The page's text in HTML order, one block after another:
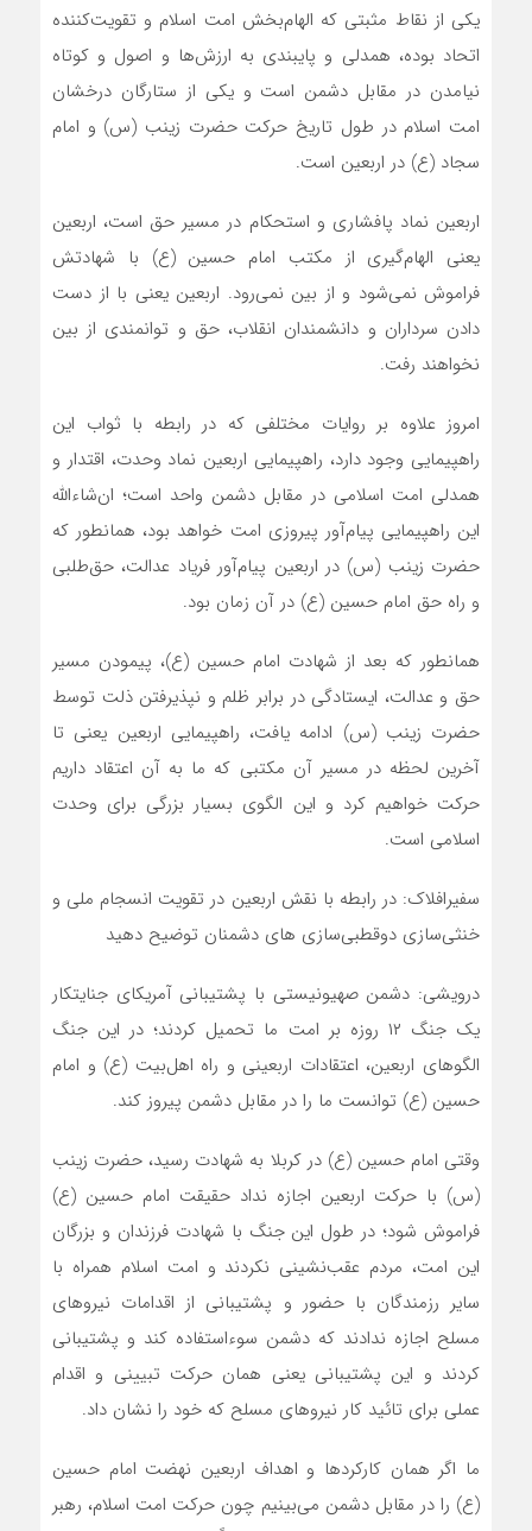
یکی از نقاط مثبتی که الهام‌بخش امت اسلام و تقویت‌کننده
اتحاد بوده، همدلی و پایبندی به ارزش‌ها و اصول و کوتاه
نیامدن در مقابل دشمن است و یکی از ستارگان درخشان
امت اسلام در طول تاریخ حرکت حضرت زینب (س) و امام
سجاد (ع) در اربعین است.
اربعین نماد پافشاری و استحکام در مسیر حق است، اربعین
یعنی الهام‌گیری از مکتب امام حسین (ع) با شهادتش
فراموش نمی‌شود و از بین نمی‌رود. اربعین یعنی با از دست
دادن سرداران و دانشمندان انقلاب، حق و توانمندی از بین
نخواهند رفت.
امروز علاوه بر روایات مختلفی که در رابطه با ثواب این
راهپیمایی وجود دارد، راهپیمایی اربعین نماد وحدت، اقتدار و
همدلی امت اسلامی در مقابل دشمن واحد است؛ ان‌شاءالله
این راهپیمایی پیام‌آور پیروزی امت خواهد بود، همانطور که
حضرت زینب (س) در اربعین پیام‌آور فریاد عدالت، حق‌طلبی
و راه حق امام حسین (ع) در آن زمان بود.
همانطور که بعد از شهادت امام حسین (ع)، پیمودن مسیر
حق و عدالت، ایستادگی در برابر ظلم و نپذیرفتن ذلت توسط
حضرت زینب (س) ادامه یافت، راهپیمایی اربعین یعنی تا
آخرین لحظه در مسیر آن مکتبی که ما به آن اعتقاد داریم
حرکت خواهیم کرد و این الگوی بسیار بزرگی برای وحدت
اسلامی است.
سفیرافلاک: در رابطه با نقش اربعین در تقویت انسجام ملی و
خنثی‌سازی دوقطبی‌سازی های دشمنان توضیح دهید
درویشی: دشمن صهیونیستی با پشتیبانی آمریکای جنایتکار
یک جنگ ۱۲ روزه بر امت ما تحمیل کردند؛ در این جنگ
الگوهای اربعین، اعتقادات اربعینی و راه اهل‌بیت (ع) و امام
حسین (ع) توانست ما را در مقابل دشمن پیروز کند.
وقتی امام حسین (ع) در کربلا به شهادت رسید، حضرت زینب
(س) با حرکت اربعین اجازه نداد حقیقت امام حسین (ع)
فراموش شود؛ در طول این جنگ با شهادت فرزندان و بزرگان
این امت، مردم عقب‌نشینی نکردند و امت اسلام همراه با
سایر رزمندگان با حضور و پشتیبانی از اقدامات نیروهای
مسلح اجازه ندادند که دشمن سوءاستفاده کند و پشتیبانی
کردند و این پشتیبانی یعنی همان حرکت تبیینی و اقدام
عملی برای تائید کار نیروهای مسلح که خود را نشان داد.
ما اگر همان کارکردها و اهداف اربعین نهضت امام حسین
(ع) را در مقابل دشمن می‌بینیم چون حرکت امت اسلام، رهبر